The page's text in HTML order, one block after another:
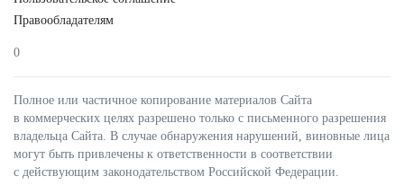
Правообладателям
0
Полное или частичное копирование материалов Сайта
в коммерческих целях разрешено только с письменного разрешения
владельца Сайта. В случае обнаружения нарушений, виновные лица
могут быть привлечены к ответственности в соответствии
с действующим законодательством Российской Федерации.